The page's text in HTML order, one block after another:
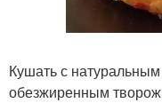
Кушать с
обезжиренным